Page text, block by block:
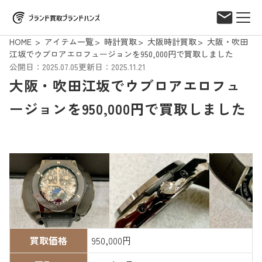
HOME アイテム一覧 時計買取 大阪時計買取
大阪・吹田
江坂でウブロアエロフュージョンを950,000円で買取しました
公開日：2025.07.05更新日：2025.11.21
大阪・吹田江坂でウブロアエロフュ
ージョンを950,000円で買取しました
買取価格
950,000円